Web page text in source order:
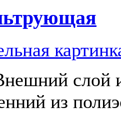
слой
из